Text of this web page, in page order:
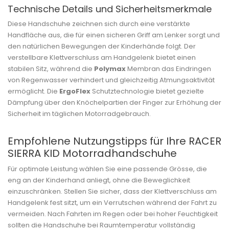
Technische Details und Sicherheitsmerkmale
Diese Handschuhe zeichnen sich durch eine verstärkte
Handfläche aus, die für einen sicheren Griff am Lenker sorgt und
den natürlichen Bewegungen der Kinderhände folgt. Der
verstellbare Klettverschluss am Handgelenk bietet einen
stabilen Sitz, während die PolymaxMembran das Eindringen
von Regenwasser verhindert und gleichzeitig Atmungsaktivität
ermöglicht. Die ErgoFlex Schutztechnologie bietet gezielte
Dämpfung über den Knöchelpartien der Finger zur Erhöhung der
Sicherheit im täglichen Motorradgebrauch.
Empfohlene Nutzungstipps für Ihre RACER
SIERRA KID Motorradhandschuhe
Für optimale Leistung wählen Sie eine passende Grösse, die
eng an der Kinderhand anliegt, ohne die Beweglichkeit
einzuschränken. Stellen Sie sicher, dass der Klettverschluss am
Handgelenk fest sitzt, um ein Verrutschen während der Fahrt zu
vermeiden. Nach Fahrten im Regen oder bei hoher Feuchtigkeit
sollten die Handschuhe bei Raumtemperatur vollständig